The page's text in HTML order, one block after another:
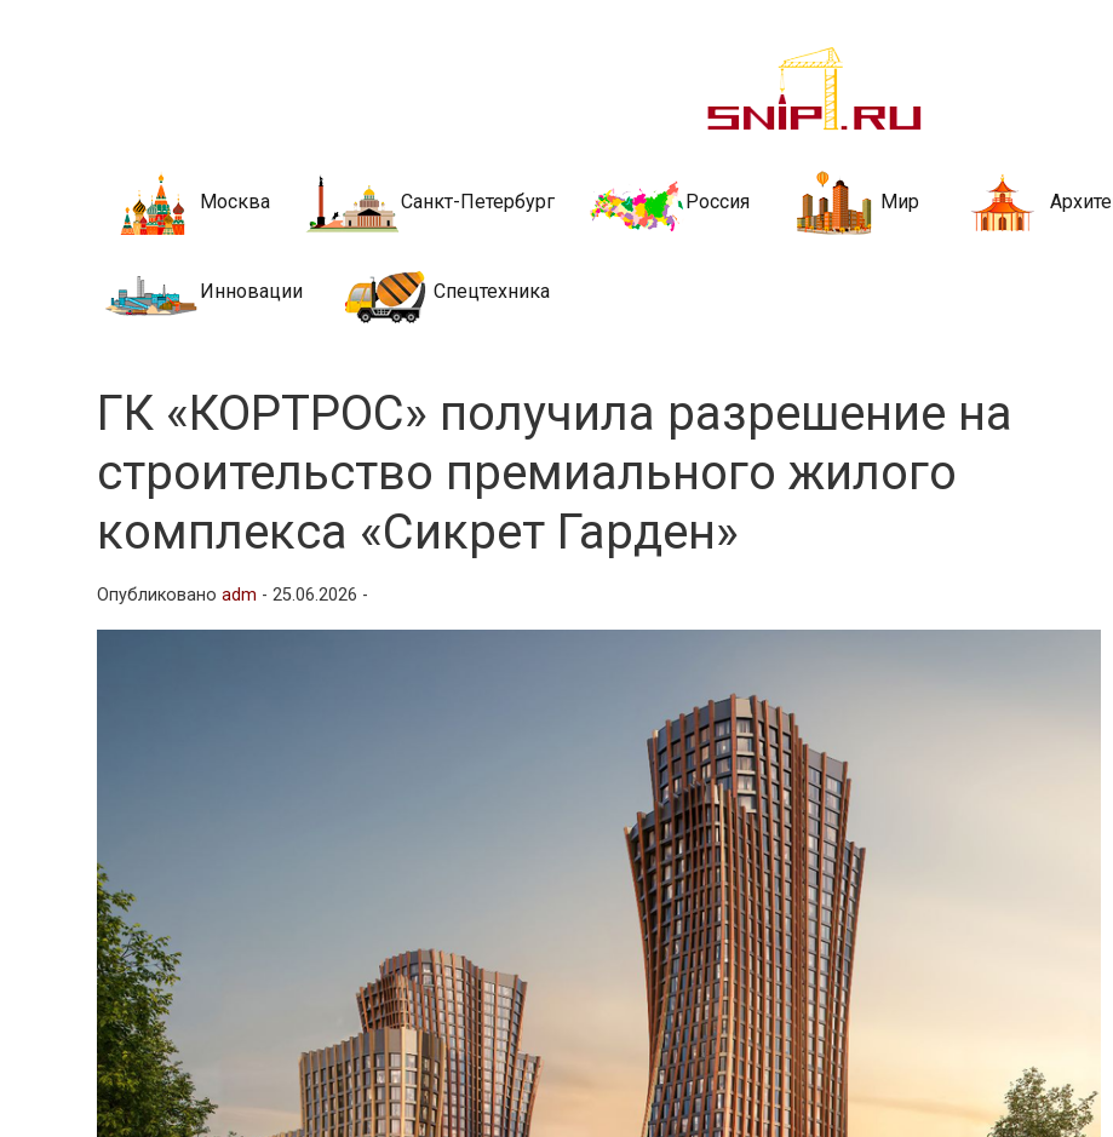
Новости строительства и
стройкой рубрики
Москва Санкт-Петербург Россия Мир
Инновации Спецтехника
ГК «КОРТРОС» получила разрешение на
строительство премиального жилого
комплекса «Сикрет Гарден»
Опубликованоadm -25.06.2026 -